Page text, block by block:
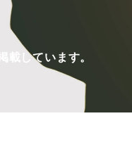
しています。